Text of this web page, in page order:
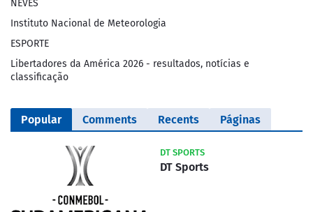
NEVES
Instituto Nacional de Meteorologia
ESPORTE
Libertadores da América 2026 - resultados, notícias e
classificação
Popular Comments Recents Páginas
DT SPORTS
DT Sports